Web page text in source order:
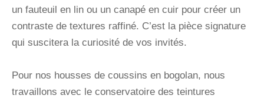
un fauteuil en lin ou un canapé en cuir pour créer un
contraste de textures raffiné. C’est la pièce signature
qui suscitera la curiosité de vos invités.
Pour nos housses de coussins en bogolan, nous
travaillons avec le conservatoire des teintures